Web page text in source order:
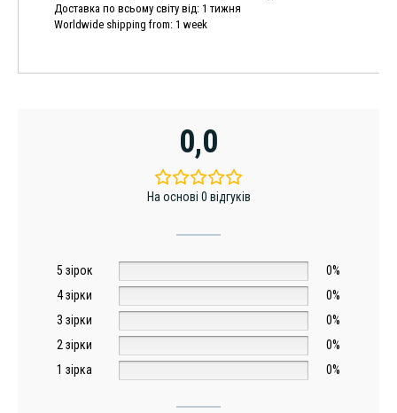
Доставка по всьому світу від: 1 тижня
Worldwide shipping from: 1 week
0,0
На основі 0 відгуків
5 зірок
0%
4 зірки
0%
3 зірки
0%
2 зірки
0%
1 зірка
0%